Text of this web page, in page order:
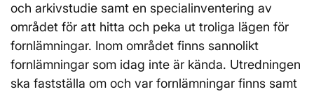
och arkivstudie samt en specialinventering av
området för att hitta och peka ut troliga lägen för
fornlämningar. Inom området finns sannolikt
fornlämningar som idag inte är kända. Utredningen
ska fastställa om och var fornlämningar finns samt